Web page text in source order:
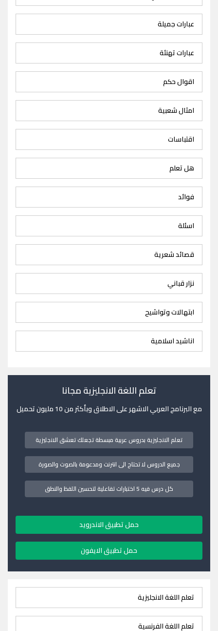
عبارات جميلة
عبارات تهنئة
اقوال حكم
امثال شعبية
اقتباسات
هل تعلم
فوائد
اسئلة
قصائد شعرية
نزار قباني
ابتهالات وتواشيح
اناشيد اسلامية
تعلم اللغة الانجليزية مجانا
مع البرنامج العربي الاشهر على الاطلاق وبأكثر من 10 مليون تحميل
تعلم الانجليزية بدروس عربية مبسطة تجعلك تعشق الانجليزية
جميع الدروس لا تحتاج الى انترنت ومدعومة بالصوت والصورة
كل درس فيه 5 اختبارات تفاعلية لتحسين اللفظ والنطق
حمل تطبيق الاندرويد
حمل تطبيق الايفون
تعلم اللغة الانجليزية
تعلم اللغة الفرنسية